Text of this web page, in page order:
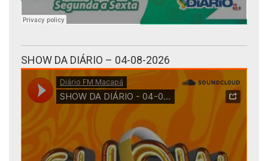
SHOW DA DIÁRIO – 04-08-2026